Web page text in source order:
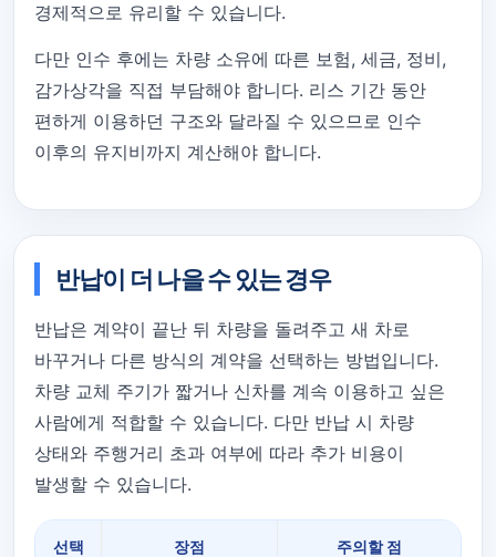
경제적으로 유리할 수 있습니다.
다만 인수 후에는 차량 소유에 따른 보험, 세금, 정비,
감가상각을 직접 부담해야 합니다. 리스 기간 동안
편하게 이용하던 구조와 달라질 수 있으므로 인수
이후의 유지비까지 계산해야 합니다.
반납이 더 나을 수 있는 경우
반납은 계약이 끝난 뒤 차량을 돌려주고 새 차로
바꾸거나 다른 방식의 계약을 선택하는 방법입니다.
차량 교체 주기가 짧거나 신차를 계속 이용하고 싶은
사람에게 적합할 수 있습니다. 다만 반납 시 차량
상태와 주행거리 초과 여부에 따라 추가 비용이
발생할 수 있습니다.
선택 장점 주의할 점